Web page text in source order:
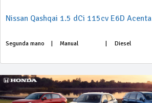
Nissan Qashqai 1.5 dCi 115cv E6D Acenta
Segunda mano Manual Diesel